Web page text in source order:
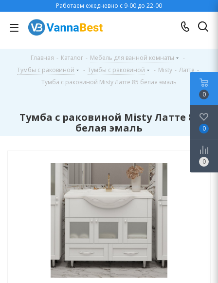
Работаем ежедневно с 9-00 до 22-00
Главная - Каталог - Мебель для ванной комнаты
-
Тумбы с раковиной
- Тумбы с раковиной - Misty - Латте -
Тумба с раковиной Misty Латте 85 белая эмаль
Тумба с раковиной Misty Латте 85
белая эмаль
0
0
0